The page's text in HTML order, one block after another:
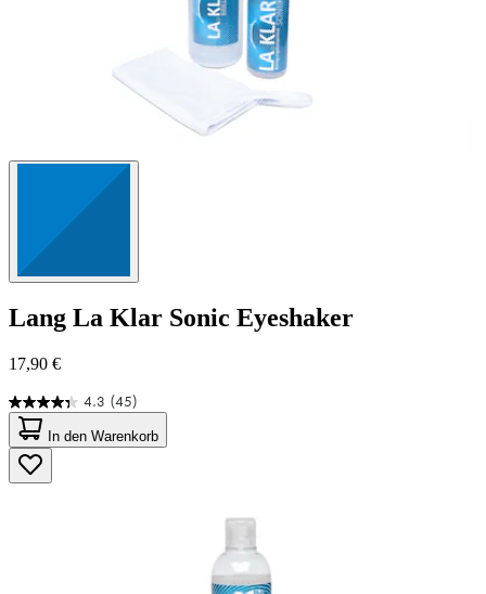
Lang La Klar Sonic Eyeshaker
17,90 €
4.3 (45)
4.3
von
5
Sternen.
45
In den Warenkorb